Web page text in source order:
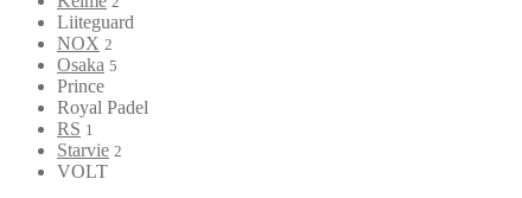
Liiteguard
NOX 2
Osaka 5
Prince
Royal Padel
RS 1
Starvie 2
VOLT